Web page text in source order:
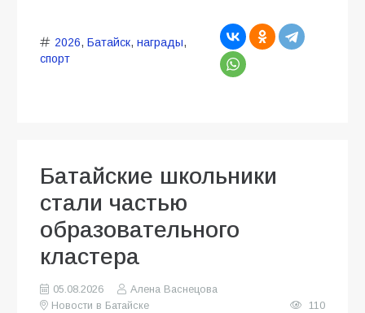
2026, Батайск, награды,
спорт
Батайские школьники
стали частью
образовательного
кластера
05.08.2026
Алена Васнецова
Новости в Батайске
110